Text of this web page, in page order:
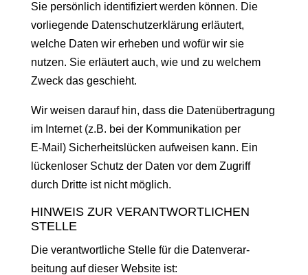
Sie per­sön­lich iden­ti­fiziert wer­den kön­nen. Die
vor­liegende Daten­schutzerk­lärung erläutert,
welche Dat­en wir erheben und wofür wir sie
nutzen. Sie erläutert auch, wie und zu welchem
Zweck das geschieht.
Wir weisen darauf hin, dass die Datenüber­tra­gung
im Inter­net (z.B. bei der Kom­mu­nika­tion per
E‑Mail) Sicher­heit­slück­en aufweisen kann. Ein
lück­en­los­er Schutz der Dat­en vor dem Zugriff
durch Dritte ist nicht möglich.
HINWEIS ZUR VERANTWORTLICHEN
STELLE
Die ver­ant­wortliche Stelle für die Daten­ver­ar­
beitung auf dieser Web­site ist: